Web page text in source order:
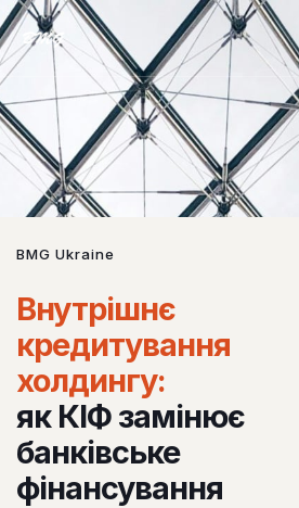
BMG Ukraine
Внутрішнє
кредитування
холдингу:
як КІФ замінює
банківське
фінансування